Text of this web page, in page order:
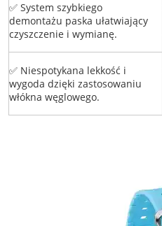
✅ System szybkiego
demontażu paska ułatwiający
czyszczenie i wymianę.
✅ Niespotykana lekkość i
wygoda dzięki zastosowaniu
włókna węglowego.